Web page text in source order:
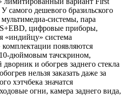
дешевого бразильского
системы, пара
цифровые приборы,
«индийцу» система
появляются
дюймовым тачскрином,
и обогрев заднего стекла
нельзя заказать даже за
хэтчбека значатся
огни, камера заднего вида,